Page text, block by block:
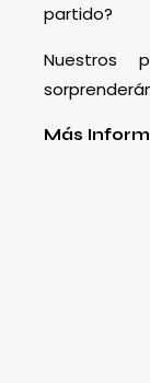
partido?
Nuestros
Más